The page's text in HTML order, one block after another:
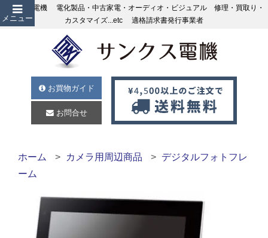
メニュー
サンクス電機 電化製品・中古家電・オーディオ・ビジュアル 修理・買取り・
カスタマイズ...etc 適格請求書発行事業者
お買物ガイド
お問合せ
ホーム カメラ用周辺商品
デジタルフォトフレ
ーム